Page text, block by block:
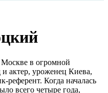
Москве в огромной
актер, уроженец Киева,
референт. Когда началась
всего четыре года,